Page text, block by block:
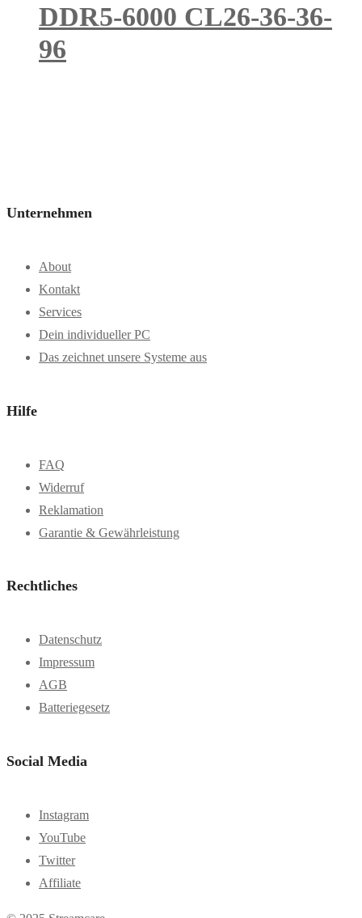
DDR5-6000 CL26-36-36-
96
Unternehmen
About
Kontakt
Services
Dein individueller PC
Das zeichnet unsere Systeme aus
Hilfe
FAQ
Widerruf
Reklamation
Garantie & Gewährleistung
Rechtliches
Datenschutz
Impressum
AGB
Batteriegesetz
Social Media
Instagram
YouTube
Twitter
Affiliate